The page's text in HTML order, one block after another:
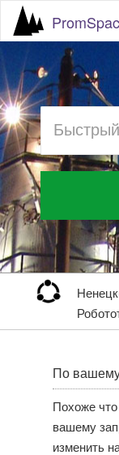
По вашему
Похоже
вашему
изменить